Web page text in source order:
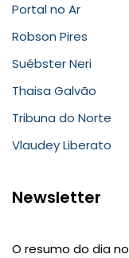
Portal no Ar
Robson Pires
Suébster Neri
Thaisa Galvão
Tribuna do Norte
Vlaudey Liberato
Newsletter
O resumo do dia